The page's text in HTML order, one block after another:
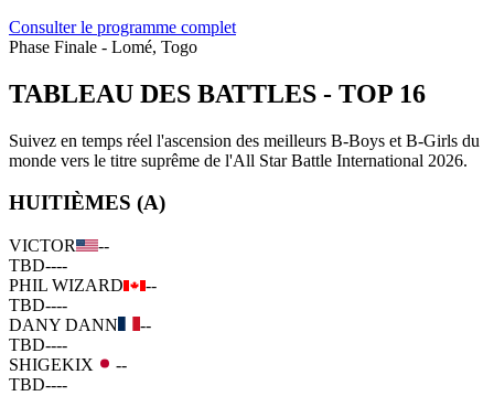
Consulter le programme complet
Phase Finale - Lomé, Togo
TABLEAU DES BATTLES - TOP 16
Suivez en temps réel l'ascension des meilleurs B-Boys et B-Girls du
monde vers le titre suprême de l'All Star Battle International 2026.
HUITIÈMES (A)
VICTOR
--
TBD----
PHIL WIZARD
--
TBD----
DANY DANN
--
TBD----
SHIGEKIX
--
TBD----